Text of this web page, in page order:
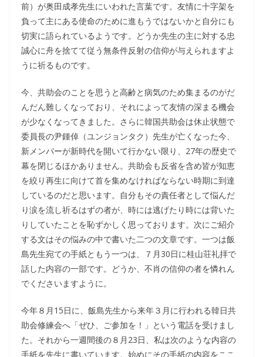
前）が奥田成孝先生にいわれた言葉です。友情に十字架を
負って主にある使命のために進もうではないかと自分にも
切実に語られているようです。どうか先生の主に対する忠
誠心に舟を捨てて従う無条件反射の信仰が与えられますよ
うに祈るものです。
今、共助会のことを思うと高齢と病気のため集まるのがだ
んだん難しくなっており、それによって友情の深まる機会
が少なくなってきました。さらに韓国共助会は休止状態で
委員長の尹鍾倬（ユンジョンタク）先生が亡くなった今、
新メンバーが新時代を開いて行かない限り、27年の歴史で
幕を閉じるほかありません。共助会も反省を含め皆が知恵
を絞り再生に向けて首を集めなければならない時期に到達
しているのだと思います。自分もその責任者として悩んだ
り涙を流し祈るはずの者が、時には逃げたり時には背いた
りしていたことを恥ずかしく思っております。次にご紹介
する文はその悩みの中で書いた二つの文章です。一つは飯
島先生宛ての手紙ともう一つは、７月30日に桂山荘礼拝で
話した内容の一部です。どうか、不肖の信仰の者を憐れん
でくださいますように。
今年８月15日に、飯島先生から来年３月に行われる韓日共
助会修練会へ「ぜひ、ご参加を！」という電話を受けまし
た。それから一週間後の８月23日、私は次のような内容の
手紙を先生に書いています。始めにその手紙の内容をここ